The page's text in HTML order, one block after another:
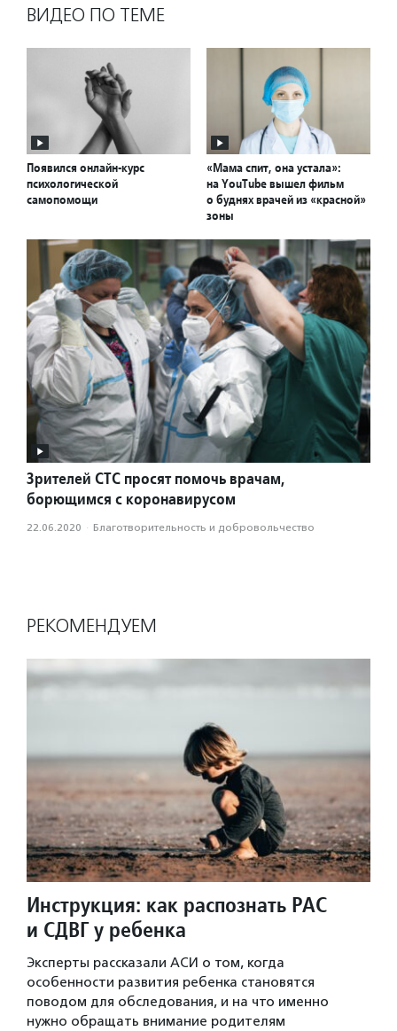
ВИДЕО ПО ТЕМЕ
Появился онлайн-курс
психологической
самопомощи
«Мама спит, она устала»:
на YouTube вышел фильм
о буднях врачей из «красной»
зоны
Зрителей СТС просят помочь врачам,
борющимся с коронавирусом
22.06.2020 · Благотвори­тель­ность и доброволь­чест­во
РЕКОМЕНДУЕМ
Инструкция: как распознать РАС
и СДВГ у ребенка
Эксперты рассказали АСИ о том, когда
особенности развития ребенка становятся
поводом для обследования, и на что именно
нужно обращать внимание родителям